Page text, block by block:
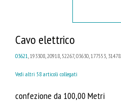
Cavo elettrico
03621 , 193308, 20918, 52267, 03630, 177553, 31478...
Vedi altri 58 articoli collegati
confezione da 100,00 Metri